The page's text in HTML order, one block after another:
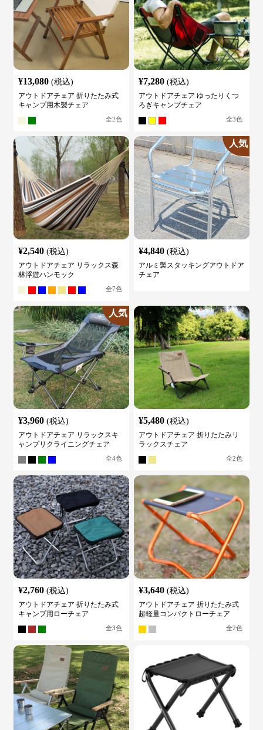
¥13,080 (税込)
アウトドアチェア 折りたたみ式
キャンプ用木製チェア
全2色
¥7,280 (税込)
アウトドアチェア ゆったりくつ
ろぎキャンプチェア
全3色
¥2,540 (税込)
アウトドアチェア リラックス森
林浮遊ハンモック
全7色
人気
¥4,840 (税込)
アルミ製スタッキングアウトドア
チェア
人気
¥3,960 (税込)
アウトドアチェア リラックスキ
ャンプリクライニングチェア
全4色
¥5,480 (税込)
アウトドアチェア 折りたたみリ
ラックスチェア
全2色
¥2,760 (税込)
アウトドアチェア 折りたたみ式
キャンプ用ローチェア
全3色
¥3,640 (税込)
アウトドアチェア 折りたたみ式
超軽量コンパクトローチェア
全2色